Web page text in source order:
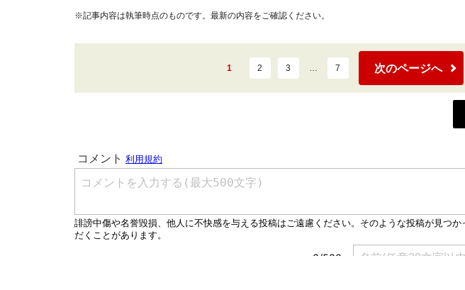
※記事内容は執筆時点のものです。最新の内容をご確認ください。
1 2 3 … 7 次のページへ